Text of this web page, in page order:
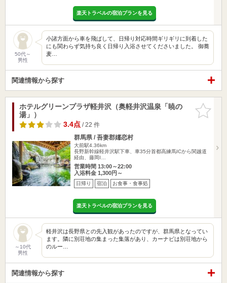
楽天トラベルの宿泊プランを見る
50代～
男性
小諸方面から車を飛ばして、日帰り対応時間ギリギリに到着した
にも関わらず気持ち良く日帰り入浴させてくださいました。 御蕎
麦…
関連情報から探す
お気に入
りに追加
ホテルグリーンプラザ軽井沢（奥軽井沢温泉「暁の
湯」）
3.4点/ 22 件
群馬県 / 吾妻郡嬬恋村
大前駅4.36km
長野新幹線軽井沢駅下車、車35分首都高練馬ICから関越道
経由、藤岡I…
営業時間 13:00～22:00
入浴料金 1,300円～
日帰り 宿泊 お食事・食事処
楽天トラベルの宿泊プランを見る
～10代
男性
軽井沢は長野県との先入観があったのですが、群馬県となってい
ます。隣に別荘地の集まった集落があり、カーナビは別荘地から
のルー…
関連情報から探す